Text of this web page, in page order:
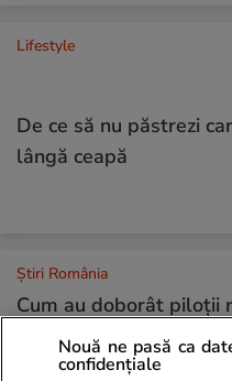
Lifestyle
De ce să nu păstrezi
lângă ceapă
Știri România
Cum au doborât piloții
drona de lângă Sfântu
Gheorghe. Ministrul
Nouă ne pasă ca
confidențiale